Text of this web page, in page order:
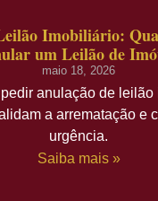
Imobiliário:
um Leilão de
maio 18, 2026
anulação de
a arrematação e
urgência.
Saiba mais »